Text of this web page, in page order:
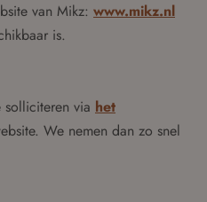
van Mikz: www.mikz.nl
is.
solliciteren via het
We nemen dan zo snel